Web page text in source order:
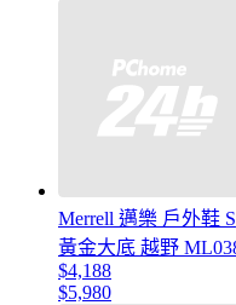
Merrell 邁樂 戶外鞋
黃金大底 越野
$4,188
$5,980